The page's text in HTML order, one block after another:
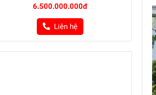
6.500.000.000đ
Liên hệ